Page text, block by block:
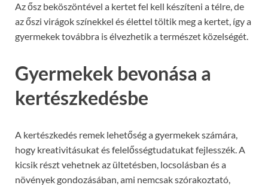
Az ősz beköszöntével a kertet fel kell készíteni a télre, de
az őszi virágok színekkel és élettel töltik meg a kertet, így a
gyermekek továbbra is élvezhetik a természet közelségét.
Gyermekek bevonása a
kertészkedésbe
A kertészkedés remek lehetőség a gyermekek számára,
hogy kreativitásukat és felelősségtudatukat fejlesszék. A
kicsik részt vehetnek az ültetésben, locsolásban és a
növények gondozásában, ami nemcsak szórakoztató,